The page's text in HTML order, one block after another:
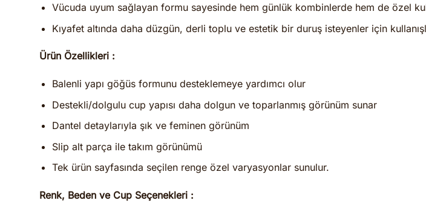
Vücuda uyum sağlayan formu sayesinde hem günlük kombinlerde hem de özel
Kıyafet altında daha düzgün, derli toplu ve estetik bir duruş isteyenler için
Ürün Özellikleri :
Balenli yapı göğüs formunu desteklemeye yardımcı olur
Destekli/dolgulu cup yapısı daha dolgun ve toparlanmış görünüm sunar
Dantel detaylarıyla şık ve feminen görünüm
Slip alt parça ile takım görünümü
Tek ürün sayfasında seçilen renge özel varyasyonlar sunulur.
Renk, Beden ve Cup Seçenekleri :